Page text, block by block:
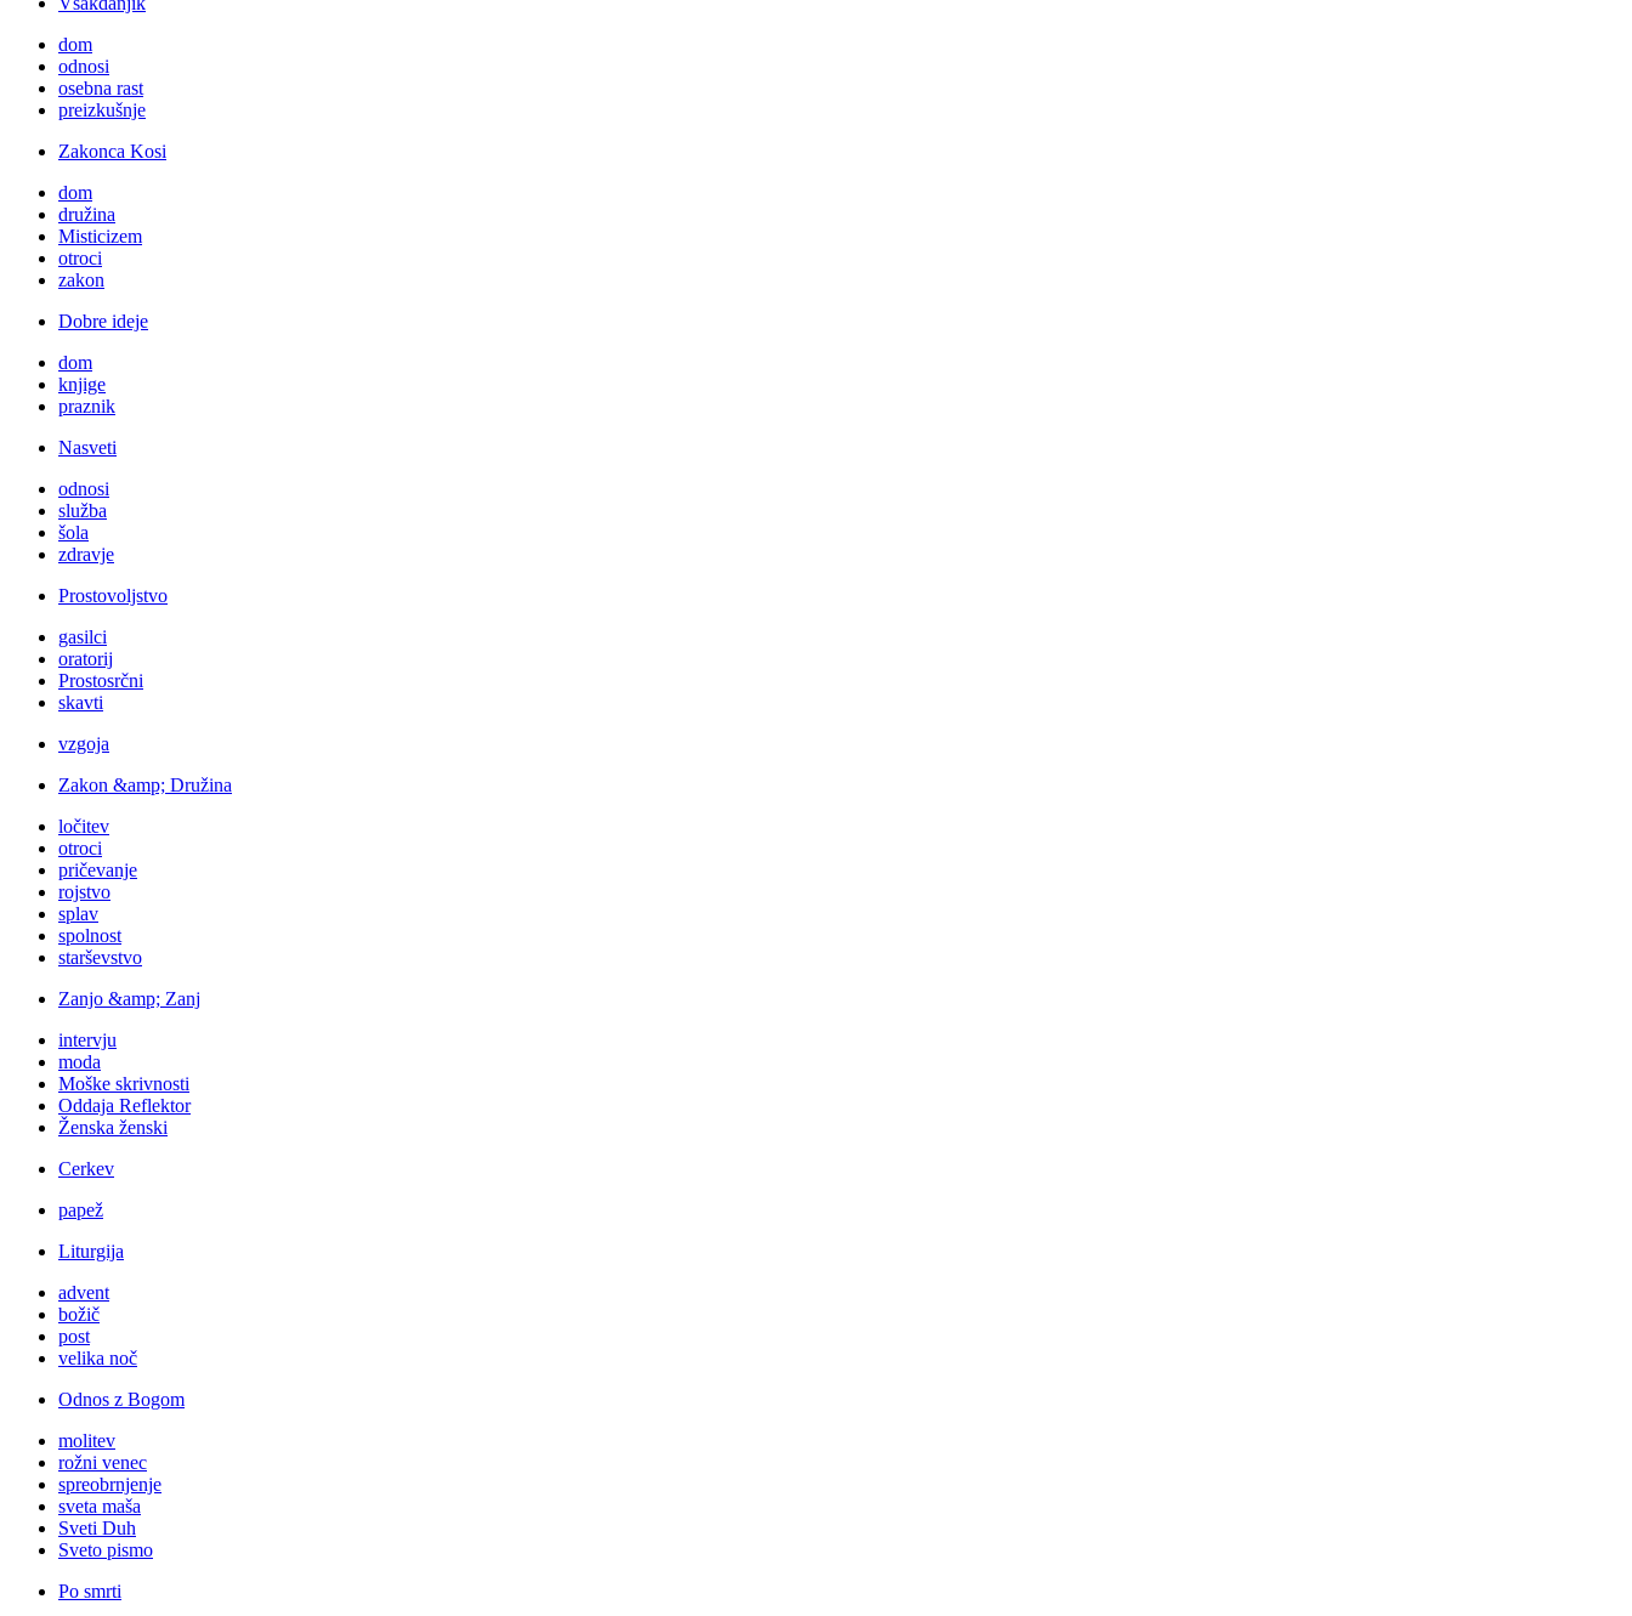
dom
odnosi
osebna rast
preizkušnje
Zakonca Kosi
dom
družina
Misticizem
otroci
zakon
Dobre ideje
dom
knjige
praznik
Nasveti
odnosi
služba
šola
zdravje
Prostovoljstvo
gasilci
oratorij
Prostosrčni
skavti
vzgoja
Zakon &amp; Družina
ločitev
otroci
pričevanje
rojstvo
splav
spolnost
starševstvo
Zanjo &amp; Zanj
intervju
moda
Moške skrivnosti
Oddaja Reflektor
Ženska ženski
Cerkev
papež
Liturgija
advent
božič
post
velika noč
Odnos z Bogom
molitev
rožni venec
spreobrnjenje
sveta maša
Sveti Duh
Sveto pismo
Po smrti